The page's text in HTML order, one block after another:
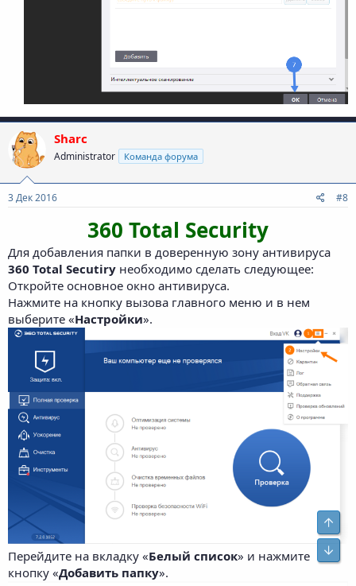
Sharc
Administrator Команда форума
3 Дек 2016 #8
360 Total Security
Для добавления папки в доверенную зону антивируса
360 Total Secutiry необходимо сделать следующее:
Откройте основное окно антивируса.
Нажмите на кнопку вызова главного меню и в нем
выберите «Настройки».
Перейдите на вкладку «Белый список» и нажмите
кнопку «Добавить папку».